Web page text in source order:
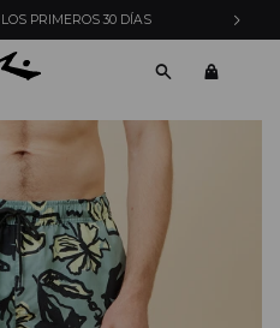
PRIMEROS 30 DÍAS